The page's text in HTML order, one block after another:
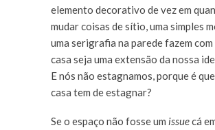
elemento decorativo de vez em
mudar coisas de sítio, uma simples
uma serigrafia na parede fazem com
casa seja uma extensão da nossa
E nós não estagnamos, porque é
casa tem de estagnar?
Se o espaço não fosse um issuecá